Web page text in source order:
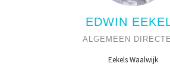
EDWIN
ALGEMEEN
Eekels Waalwijk